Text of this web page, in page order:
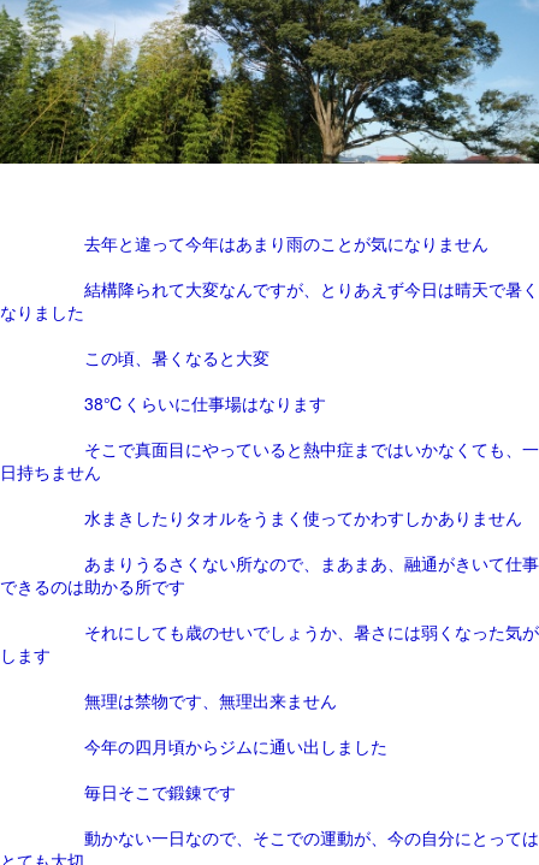
去年と違って今年はあまり雨のことが気になりません
結構降られて大変なんですが、とりあえず今日は晴天で暑く
なりました
この頃、暑くなると大変
38℃くらいに仕事場はなります
そこで真面目にやっていると熱中症まではいかなくても、一
日持ちません
水まきしたりタオルをうまく使ってかわすしかありません
あまりうるさくない所なので、まあまあ、融通がきいて仕事
できるのは助かる所です
それにしても歳のせいでしょうか、暑さには弱くなった気が
します
無理は禁物です、無理出来ません
今年の四月頃からジムに通い出しました
毎日そこで鍛錬です
動かない一日なので、そこでの運動が、今の自分にとっては
とても大切